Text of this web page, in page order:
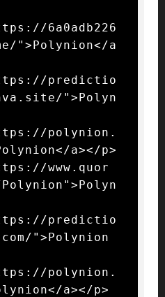
6a0adb226
">Polynion</a
predictio
">Polyn
polynion.
a></p>
www.quor
predictio
">Polynion
polynion.
a></p>